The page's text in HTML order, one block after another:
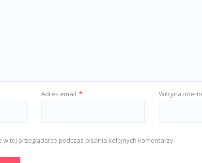
Adres email * Witryna
w tej przeglądarce podczas pisania kolejnych komentarzy.